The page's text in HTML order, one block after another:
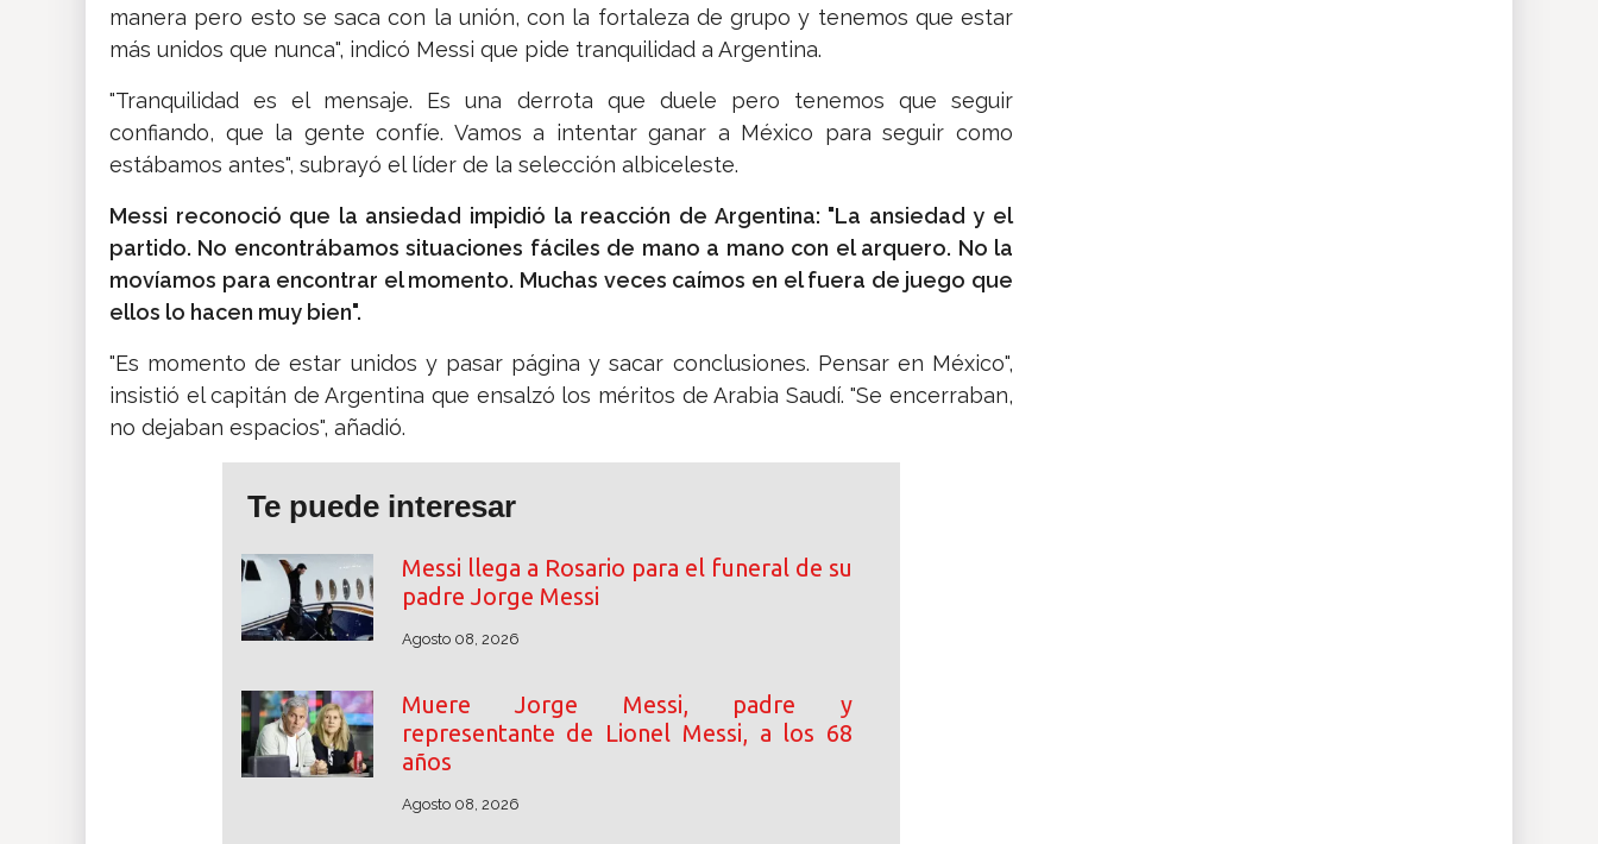
manera pero esto se saca con la unión, con la fortaleza de grupo y tenemos que estar
más unidos que nunca", indicó Messi que pide tranquilidad a Argentina.
"Tranquilidad es el mensaje. Es una derrota que duele pero tenemos que seguir
confiando, que la gente confíe. Vamos a intentar ganar a México para seguir como
estábamos antes", subrayó el líder de la selección albiceleste.
Messi reconoció que la ansiedad impidió la reacción de Argentina: "La ansiedad y el
partido. No encontrábamos situaciones fáciles de mano a mano con el arquero. No la
movíamos para encontrar el momento. Muchas veces caímos en el fuera de juego que
ellos lo hacen muy bien".
"Es momento de estar unidos y pasar página y sacar conclusiones. Pensar en México",
insistió el capitán de Argentina que ensalzó los méritos de Arabia Saudí. "Se encerraban,
no dejaban espacios", añadió.
Te puede interesar
Messi llega a Rosario para el funeral de su
padre Jorge Messi
Agosto 08, 2026
Muere Jorge Messi, padre y
representante de Lionel Messi, a los 68
años
Agosto 08, 2026